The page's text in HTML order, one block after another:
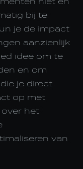
bij te
je de impact
aanzienlijk
idee om te
en om
je direct
op met
over het
van